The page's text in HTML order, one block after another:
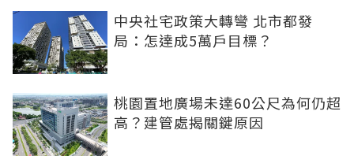
中央社宅政策大轉彎 北市都發
局：怎達成5萬戶目標？
桃園置地廣場未達60公尺為何仍超
高？建管處揭關鍵原因